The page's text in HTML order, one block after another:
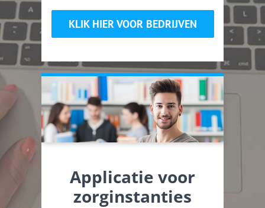
KLIK HIER VOOR BEDRIJVEN
Applicatie voor
zorginstanties